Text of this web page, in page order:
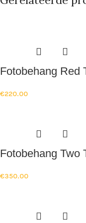
Fotobehang Red
€220.00
Fotobehang Two
€350.00